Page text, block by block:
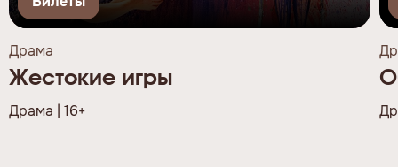
Драма
Жестокие игры
Драма | 16+